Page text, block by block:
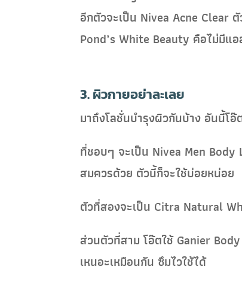
อีกตัวจะเป็น Nivea Acne Clear
Pond’s White Beauty คือไม่มีแ
3. ผิวกายอย่าละเลย
มาถึงโลชั่นบำรุงผิวกันบ้าง อันนี้โ
ที่ชอบๆ จะเป็น Nivea Men
สมควรด้วย ตัวนี้ก็จะใช้บ่อยหน่อย
ตัวที่สองจะเป็น Citra Natural
ส่วนตัวที่สาม โอ๊ตใช้ Ganier
เหนอะเหมือนกัน ซึมไวใช้ได้